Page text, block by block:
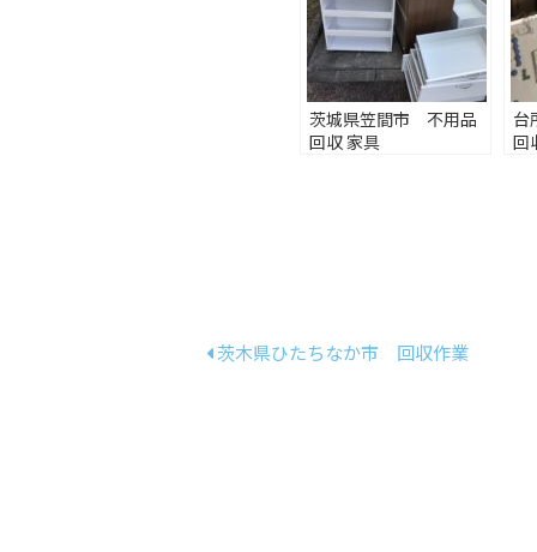
茨城県笠間市 不用品
回収 家具
台
回
茨木県ひたちなか市 回収作業